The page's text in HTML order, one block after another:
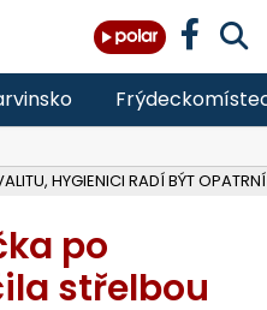
HYGIENICI RADÍ BÝT OPATRNÍ
po
střelbou